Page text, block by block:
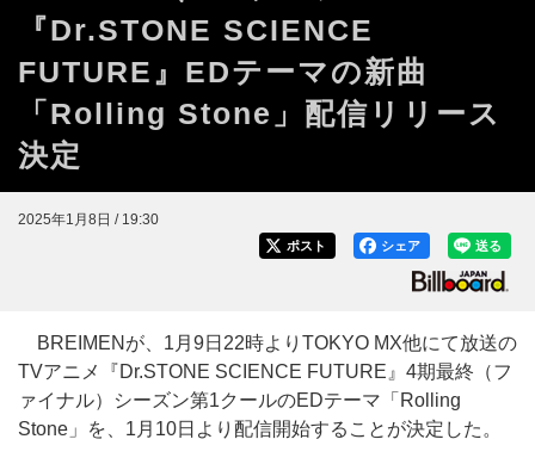
『Dr.STONE SCIENCE
FUTURE』EDテーマの新曲
「Rolling Stone」配信リリース
決定
2025年1月8日 / 19:30
送る
シェア
ポスト
BREIMENが、1月9日22時よりTOKYO MX他にて放送の
TVアニメ『Dr.STONE SCIENCE FUTURE』4期最終（フ
ァイナル）シーズン第1クールのEDテーマ「Rolling
Stone」を、1月10日より配信開始することが決定した。